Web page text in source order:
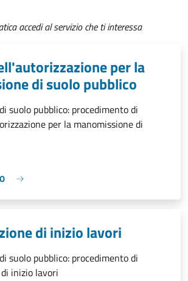
accedi al servizio che ti interessa
per la
di suolo pubblico
suolo pubblico: procedimento di
per la manomissione di
di inizio lavori
suolo pubblico: procedimento di
inizio lavori